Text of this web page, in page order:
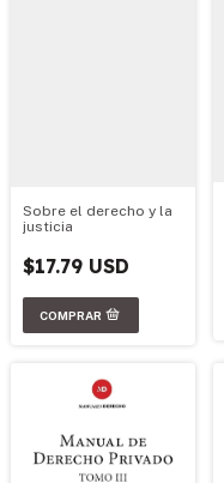
Sobre el derecho y la
justicia
$17.79 USD